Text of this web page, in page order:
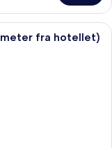
privat bad, anneks
meter fra hotellet)